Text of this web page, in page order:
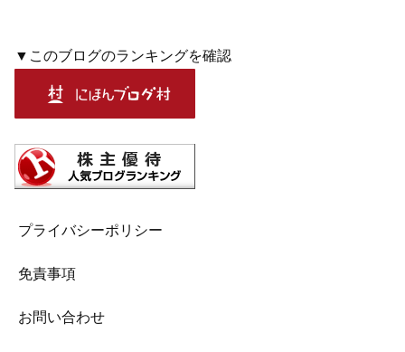
▼このブログのランキングを確認
プライバシーポリシー
免責事項
お問い合わせ